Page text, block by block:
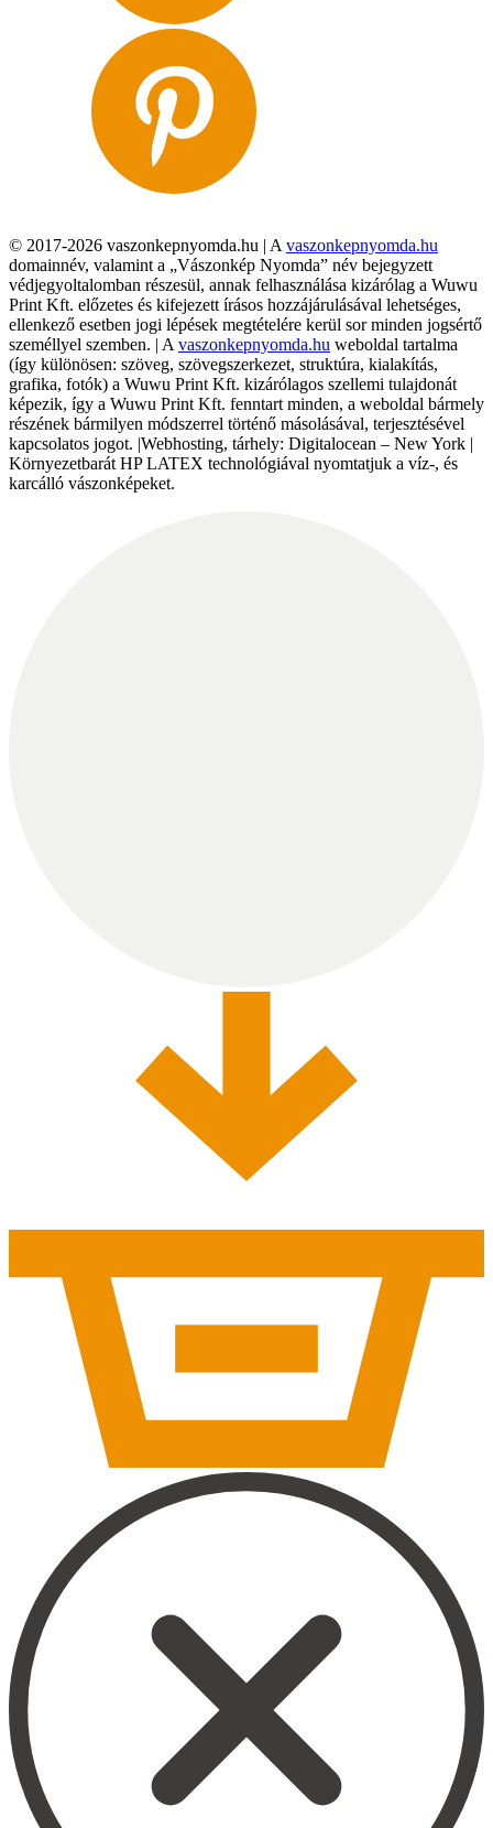
© 2017-2026 vaszonkepnyomda.hu | A vaszonkepnyomda.hu
domainnév, valamint a „Vászonkép Nyomda” név bejegyzett
védjegyoltalomban részesül, annak felhasználása kizárólag a Wuwu
Print Kft. előzetes és kifejezett írásos hozzájárulásával lehetséges,
ellenkező esetben jogi lépések megtételére kerül sor minden jogsértő
személlyel szemben. | A vaszonkepnyomda.hu weboldal tartalma
(így különösen: szöveg, szövegszerkezet, struktúra, kialakítás,
grafika, fotók) a Wuwu Print Kft. kizárólagos szellemi tulajdonát
képezik, így a Wuwu Print Kft. fenntart minden, a weboldal bármely
részének bármilyen módszerrel történő másolásával, terjesztésével
kapcsolatos jogot. |Webhosting, tárhely: Digitalocean – New York |
Környezetbarát HP LATEX technológiával nyomtatjuk a víz-, és
karcálló vászonképeket.